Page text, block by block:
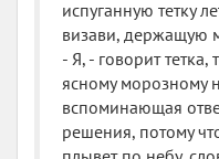
испуганную тетку
визави, держащую
- Я, - говорит
ясному морозному
вспоминающая
решения, потому